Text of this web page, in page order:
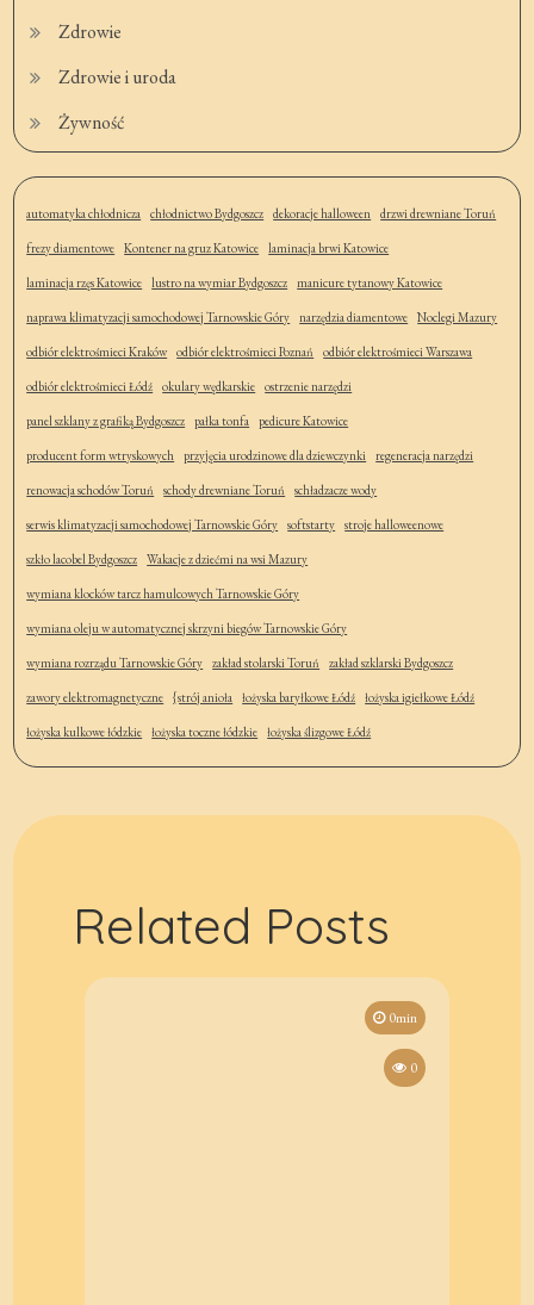
Zdrowie
Zdrowie i uroda
Żywność
automatyka chłodnicza chłodnictwo Bydgoszcz dekoracje halloween drzwi drewniane Toruń
frezy diamentowe Kontener na gruz Katowice laminacja brwi Katowice
laminacja rzęs Katowice lustro na wymiar Bydgoszcz manicure tytanowy Katowice
naprawa klimatyzacji samochodowej Tarnowskie Góry narzędzia diamentowe Noclegi Mazury
odbiór elektrośmieci Kraków odbiór elektrośmieci Poznań odbiór elektrośmieci Warszawa
odbiór elektrośmieci Łódź okulary wędkarskie ostrzenie narzędzi
panel szklany z grafiką Bydgoszcz pałka tonfa pedicure Katowice
producent form wtryskowych przyjęcia urodzinowe dla dziewczynki regeneracja narzędzi
renowacja schodów Toruń schody drewniane Toruń schładzacze wody
serwis klimatyzacji samochodowej Tarnowskie Góry softstarty stroje halloweenowe
szkło lacobel Bydgoszcz Wakacje z dziećmi na wsi Mazury
wymiana klocków tarcz hamulcowych Tarnowskie Góry
wymiana oleju w automatycznej skrzyni biegów Tarnowskie Góry
wymiana rozrządu Tarnowskie Góry zakład stolarski Toruń zakład szklarski Bydgoszcz
zawory elektromagnetyczne {strój anioła łożyska baryłkowe Łódź łożyska igiełkowe Łódź
łożyska kulkowe łódzkie łożyska toczne łódzkie łożyska ślizgowe Łódź
Related Posts
0min
0